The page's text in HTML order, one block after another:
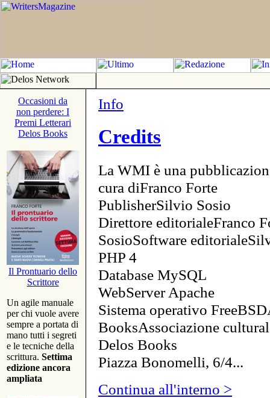
Occasioni da
non perdere: I
Premi Letterari
Delos Books
Il Prontuario dello
Scrittore
Un agile manuale
per chi vuole avere
sempre a portata di
mano tutti i segreti
e le tecniche della
scrittura. Settima
edizione ancora
ampliata
Info
Credits
La WMI è una
cura diFranco Forte
PublisherSilvio Sosio
Direttore editorialeFranco
SosioSoftware
PHP 4
Database MySQL
WebServer Apache
Sistema operativo
BooksAssociazione
Delos Books
Piazza Bonomelli, 6/4...
Continua all'interno >